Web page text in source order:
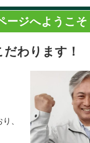
ージへようこそ
わります！
、